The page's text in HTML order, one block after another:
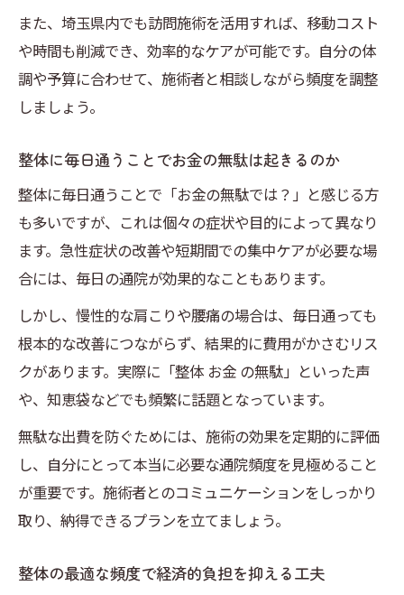
また、埼玉県内でも訪問施術を活用すれば、移動コスト
や時間も削減でき、効率的なケアが可能です。自分の体
調や予算に合わせて、施術者と相談しながら頻度を調整
しましょう。
整体に毎日通うことでお金の無駄は起きるのか
整体に毎日通うことで「お金の無駄では？」と感じる方
も多いですが、これは個々の症状や目的によって異なり
ます。急性症状の改善や短期間での集中ケアが必要な場
合には、毎日の通院が効果的なこともあります。
しかし、慢性的な肩こりや腰痛の場合は、毎日通っても
根本的な改善につながらず、結果的に費用がかさむリス
クがあります。実際に「整体 お金 の無駄」といった声
や、知恵袋などでも頻繁に話題となっています。
無駄な出費を防ぐためには、施術の効果を定期的に評価
し、自分にとって本当に必要な通院頻度を見極めること
が重要です。施術者とのコミュニケーションをしっかり
取り、納得できるプランを立てましょう。
整体の最適な頻度で経済的負担を抑える工夫